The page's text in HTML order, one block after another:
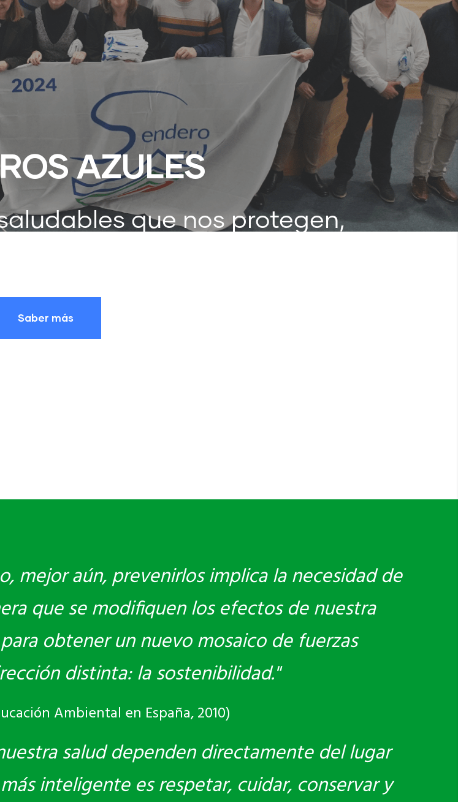
AZULES
que nos protegen,
Saber más
mejor aún, prevenirlos implica la necesidad de
que se modifiquen los efectos de nuestra
obtener un nuevo mosaico de fuerzas
distinta: la sostenibilidad."
Ambiental en España, 2010)
salud dependen directamente del lugar
inteligente es respetar, cuidar, conservar y